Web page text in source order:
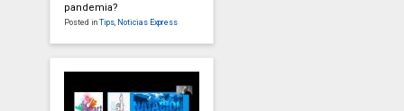
pandemia?
Posted in Tips Noticias Express